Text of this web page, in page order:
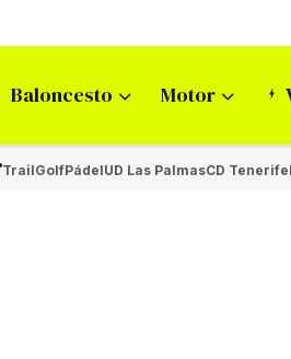
Baloncesto Motor
TrailGolfPádelUD Las PalmasCD Tenerife